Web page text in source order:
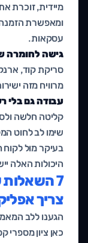
מיידית, זוכרת
ומאפשרת הזמנה
עסקאות.
גישה לחומרה
סריקת קוד,
מרוויח מזה
עבודה גם בלי
קליטה חלשה
שימו לב לחוט
בעיקר מול לקוח
היכולות האלה
7
צריך
הגענו ללב
כאן ציון מספרי